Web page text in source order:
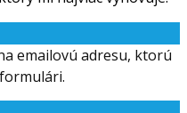
emailovú adresu, ktorú